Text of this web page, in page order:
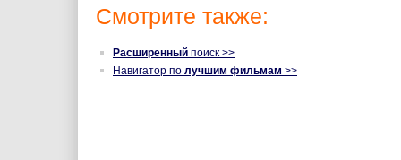
Смотрите также:
Расширенный поиск >>
Навигатор по лучшим фильмам >>